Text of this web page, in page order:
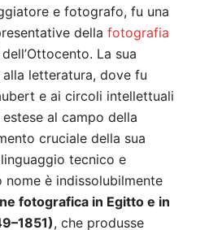
e fotografo, fu una
della fotografia
La sua
letteratura, dove fu
e ai circoli intellettuali
al campo della
cruciale della sua
tecnico e
nome è indissolubilmente
fotografica in Egitto e in
, che produsse